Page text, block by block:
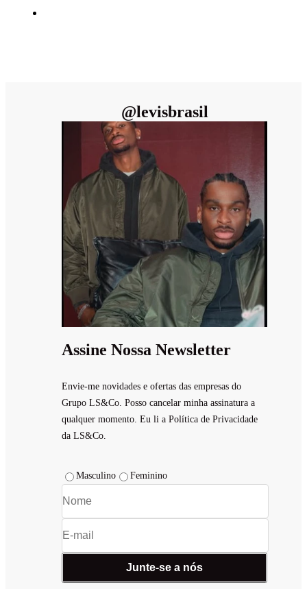
@levisbrasil
Assine Nossa Newsletter
Envie-me novidades e ofertas das empresas do
Grupo LS&Co. Posso cancelar minha assinatura a
qualquer momento. Eu li a Política de Privacidade
da LS&Co.
Masculino Feminino
Junte-se a nós